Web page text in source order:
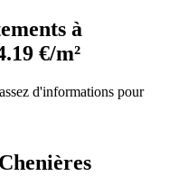
à
€/m²
d'informations pour